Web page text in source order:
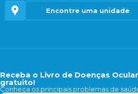
Encontre uma unidade
Receba o Livro de Doenças
gratuito!
Conheça os principais problemas de